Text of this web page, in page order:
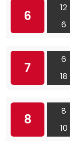
6
12
6
7
6
18
8
8
10